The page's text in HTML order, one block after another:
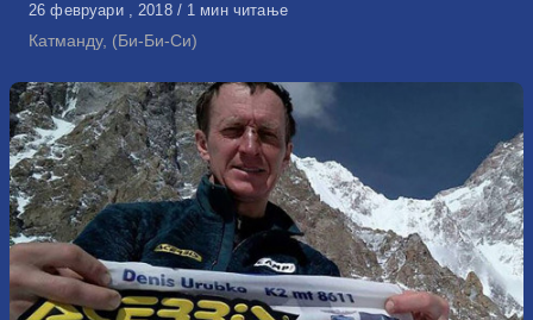
Објавено
на
26 февруари , 2018 1 мин читање
Катманду, (Би-Би-Си)